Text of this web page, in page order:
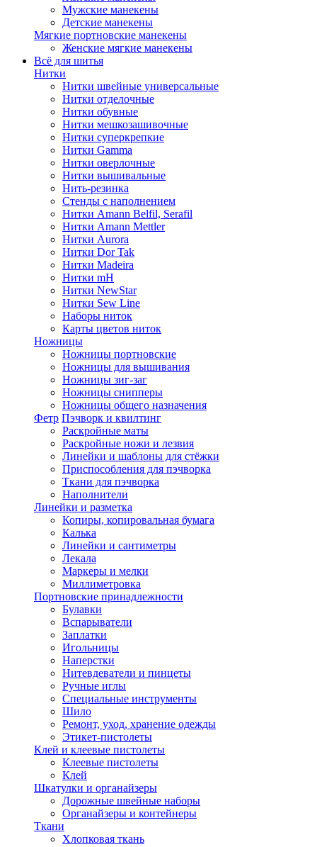
Мужские манекены
Детские манекены
Мягкие портновские манекены
Женские мягкие манекены
Всё для шитья
Нитки
Нитки швейные универсальные
Нитки отделочные
Нитки обувные
Нитки мешкозашивочные
Нитки суперкрепкие
Нитки Gamma
Нитки оверлочные
Нитки вышивальные
Нить-резинка
Стенды с наполнением
Нитки Amann Belfil, Serafil
Нитки Amann Mettler
Нитки Aurora
Нитки Dor Tak
Нитки Madeira
Нитки mH
Нитки NewStar
Нитки Sew Line
Наборы ниток
Карты цветов ниток
Ножницы
Ножницы портновские
Ножницы для вышивания
Ножницы зиг-заг
Ножницы снипперы
Ножницы общего назначения
Фетр Пэчворк и квилтинг
Раскройные маты
Раскройные ножи и лезвия
Линейки и шаблоны для стёжки
Приспособления для пэчворка
Ткани для пэчворка
Наполнители
Линейки и разметка
Копиры, копировальная бумага
Калька
Линейки и сантиметры
Лекала
Маркеры и мелки
Миллиметровка
Портновские принадлежности
Булавки
Вспарыватели
Заплатки
Игольницы
Наперстки
Нитевдеватели и пинцеты
Ручные иглы
Специальные инструменты
Шило
Ремонт, уход, хранение одежды
Этикет-пистолеты
Клей и клеевые пистолеты
Клеевые пистолеты
Клей
Шкатулки и органайзеры
Дорожные швейные наборы
Органайзеры и контейнеры
Ткани
Хлопковая ткань